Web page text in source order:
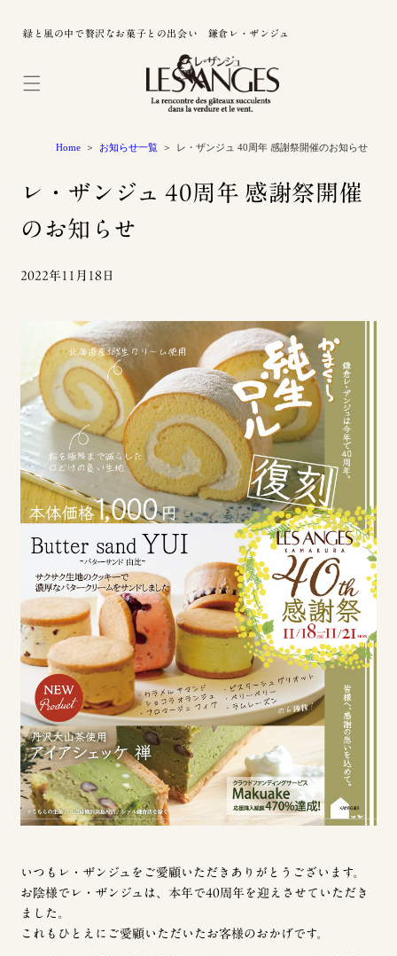
緑と風の中で贅沢なお菓子との出会い 鎌倉レ・ザンジュ
Home お知らせ一覧 レ・ザンジュ 40周年 感謝祭開催のお知らせ
レ・ザンジュ 40周年 感謝祭開催
のお知らせ
2022年11月18日
いつもレ・ザンジュをご愛顧いただきありがとうございます。
お陰様でレ・ザンジュは、本年で40周年を迎えさせていただき
ました。
これもひとえにご愛顧いただいたお客様のおかげです。